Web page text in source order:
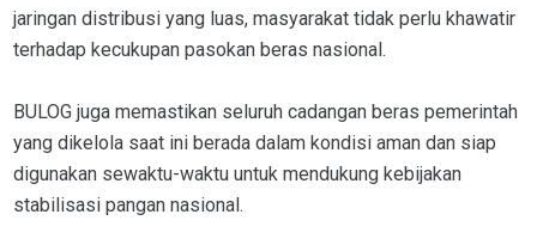
jaringan distribusi yang luas, masyarakat tidak perlu khawatir
terhadap kecukupan pasokan beras nasional.
BULOG juga memastikan seluruh cadangan beras pemerintah
yang dikelola saat ini berada dalam kondisi aman dan siap
digunakan sewaktu-waktu untuk mendukung kebijakan
stabilisasi pangan nasional.